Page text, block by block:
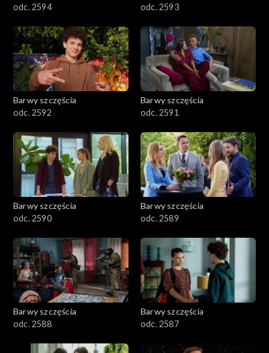
1801–1900
1701–1800
1601–1700
1501–1600
1401–1500
1301–1400
1101–1200
1001–1100
901–1000
801–900
odc. 2594
odc. 2593
Barwy szczęścia
odc. 2592
Barwy szczęścia
odc. 2591
Barwy szczęścia
odc. 2590
Barwy szczęścia
odc. 2589
Barwy szczęścia
odc. 2588
Barwy szczęścia
odc. 2587